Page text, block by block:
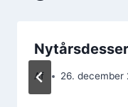
Af 26. december